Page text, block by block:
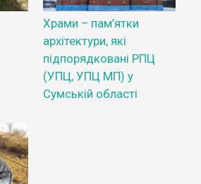
Храми – пам’ятки
архітектури, які
підпорядковані РПЦ
(УПЦ, УПЦ МП) у
Сумській області